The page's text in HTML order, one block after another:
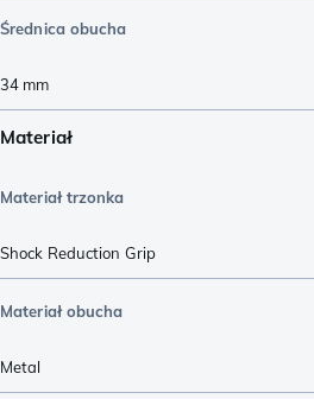
Średnica obucha
34 mm
Materiał
Materiał trzonka
Shock Reduction Grip
Materiał obucha
Metal